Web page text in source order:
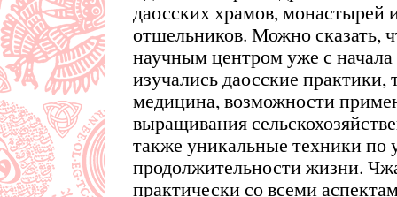
даосских храмов, монастырей
отшельников. Можно сказать,
научным центром уже с начала
изучались даосские практики,
медицина, возможности
выращивания
также уникальные техники по
продолжительности жизни.
практически со всеми